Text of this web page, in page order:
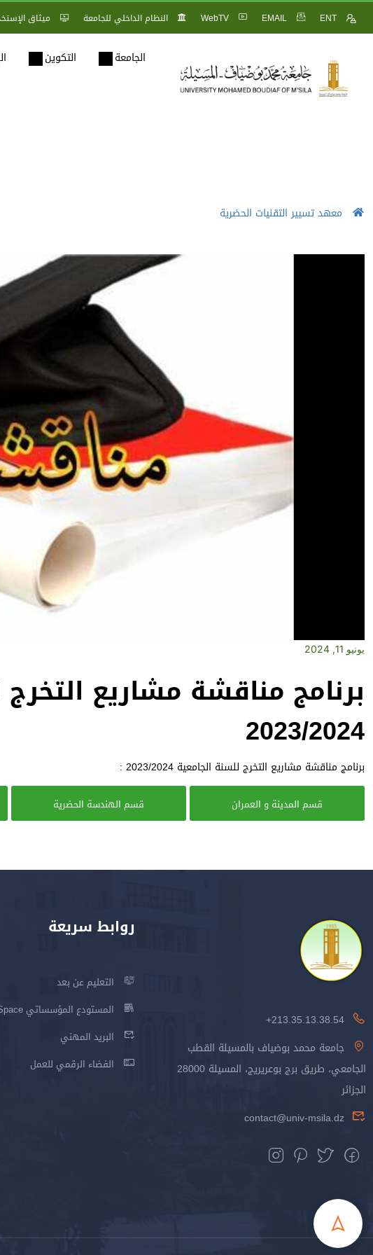
ENT
EMAIL
WebTV النظام الداخلي للجامعة ميثاق
الجامعة التكوين
معهد تسيير التقنيات الحضرية
يونيو 11, 2024
برنامج مناقشة مشاريع
2023/2024
برنامج مناقشة مشاريع التخرج للسنة الجامعية 2023/2024 :
قسم المدينة و العمران قسم الهندسة الحضرية
213.35.13.38.54+
جامعة محمد بوضياف بالمسيلة القطب
الجامعي، طريق برج بوعريريج، المسيلة 28000
الجزائر
contact@univ-msila.dz
روابط سريعة
التعليم عن بعد
المستودع المؤسساتي DSpace
البريد المهني
الفضاء الرقمي للعمل